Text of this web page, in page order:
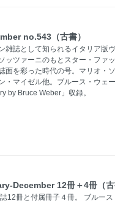
no.543（古書）
雑誌として知られるイタリア版
ッツァーニのもとスター・ファ
面を彩った時代の号。マリオ・
・マイゼル他。ブルース・ウェ
by Bruce Weber」収録。
December 12冊＋4冊（古
12冊と付属冊子４冊。 ブルー